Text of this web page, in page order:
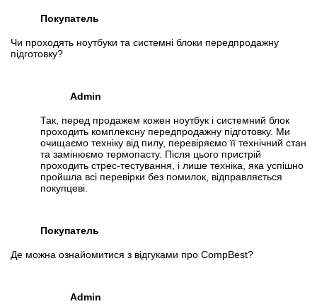
Покупатель
Чи проходять ноутбуки та системні блоки передпродажну
підготовку?
Admin
Так, перед продажем кожен ноутбук і системний блок
проходить комплексну передпродажну підготовку. Ми
очищаємо техніку від пилу, перевіряємо її технічний стан
та замінюємо термопасту. Після цього пристрій
проходить стрес-тестування, і лише техніка, яка успішно
пройшла всі перевірки без помилок, відправляється
покупцеві.
Покупатель
Де можна ознайомитися з відгуками про CompBest?
Admin